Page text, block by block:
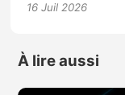
16 Juil 2026
À lire aussi